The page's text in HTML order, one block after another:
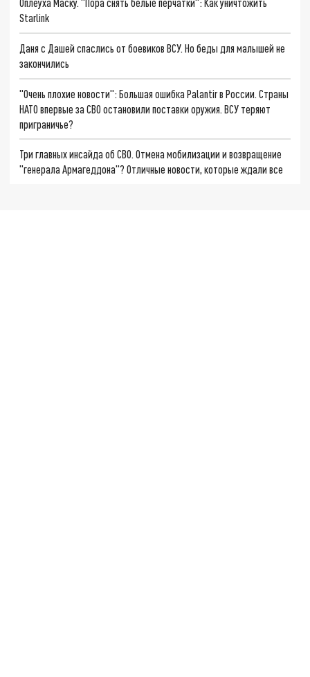
Starlink
Даня с Дашей спаслись от боевиков ВСУ. Но беды для малышей не
закончились
"Очень плохие новости": Большая ошибка Palantir в России. Страны
НАТО впервые за СВО остановили поставки оружия. ВСУ теряют
приграничье?
Три главных инсайда об СВО. Отмена мобилизации и возвращение
"генерала Армагеддона"? Отличные новости, которые ждали все